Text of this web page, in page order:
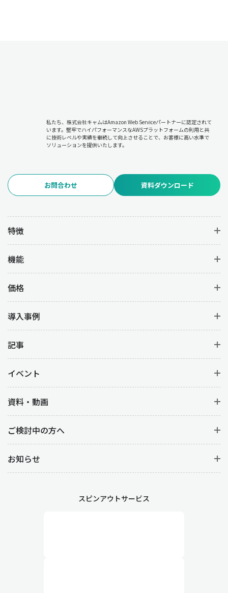
私たち、株式会社キャムはAmazon Web Serviceパートナーに認定されて
います。堅牢でハイパフォーマンスなAWSプラットフォームの利用と共
に技術レベルや実績を継続して向上させることで、お客様に高い水準で
ソリューションを提供いたします。
お問合わせ 資料ダウンロード
特徴
機能
価格
導入事例
記事
イベント
資料・動画
ご検討中の方へ
お知らせ
スピンアウトサービス